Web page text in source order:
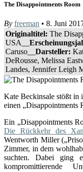
The Disappointments Room
By freeman • 8. Juni
Originaltitel: The
USA__
Caruso__ Darsteller:
DeRousse, Melissa
Landes, Jennifer Leigh
Kate Beckinsale stößt in
einen „Disappointments
Ein „Disappointments
Die Rückkehr des
Wentworth Miller
Zimmer, in dem
suchten. Dabei ging
kompromittierende